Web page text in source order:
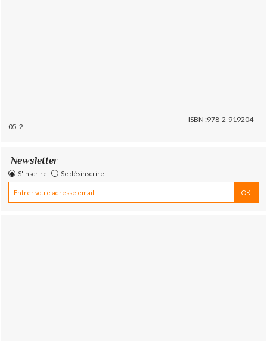
ISBN :978-2-919204-
05-2
Newsletter
S'inscrire Se désinscrire